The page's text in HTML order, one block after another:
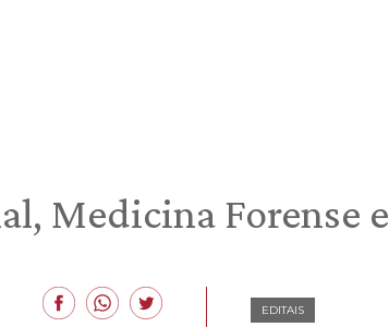
Medicina Forense e
EDITAIS